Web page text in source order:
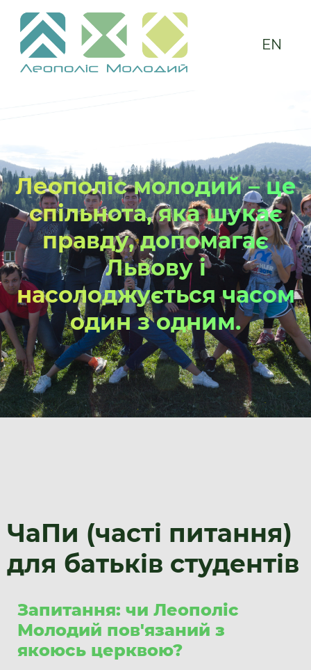
EN
Леополіс молодий – це
спільнота, яка шукає
правду, допомагає
Львову і
насолоджується часом
один з одним.
ЧаПи (часті питання)
для батьків студентів
Запитання: чи Леополіс
Молодий пов'язаний з
якоюсь церквою?